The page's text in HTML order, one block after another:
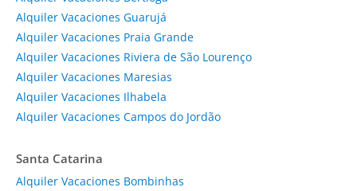
Alquiler Vacaciones Guarujá
Alquiler Vacaciones Praia Grande
Alquiler Vacaciones Riviera de São Lourenço
Alquiler Vacaciones Maresias
Alquiler Vacaciones Ilhabela
Alquiler Vacaciones Campos do Jordão
Santa Catarina
Alquiler Vacaciones Bombinhas